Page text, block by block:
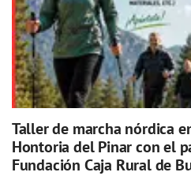
Taller de marcha nórdica
Hontoria del Pinar con el
Fundación Caja Rural de